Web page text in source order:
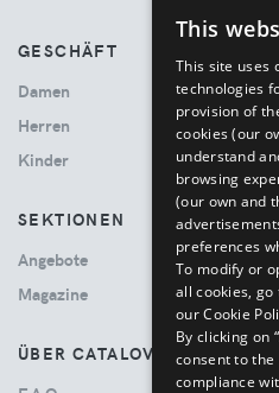
GESCHÄFT
Damen
Herren
Kinder
SEKTIONEN
Angebote
Magazine
ÜBER CATALOVE
This
This site uses
technologies
provision of
cookies (our
understand
browsing
(our own and
preferences
To modify or
all cookies,
our Cookie
By clicking on
consent to the
compliance